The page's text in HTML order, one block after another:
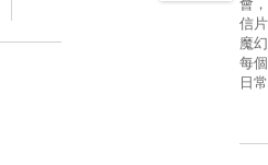
會
信
魔
每
日